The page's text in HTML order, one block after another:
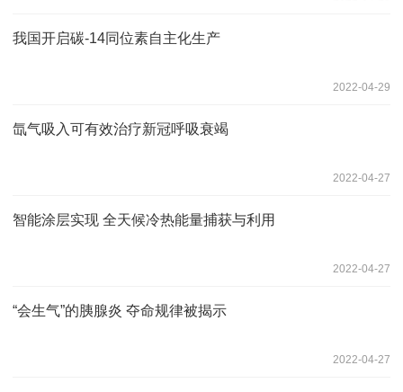
我国开启碳-14同位素自主化生产
2022-04-29
氙气吸入可有效治疗新冠呼吸衰竭
2022-04-27
智能涂层实现 全天候冷热能量捕获与利用
2022-04-27
“会生气”的胰腺炎 夺命规律被揭示
2022-04-27